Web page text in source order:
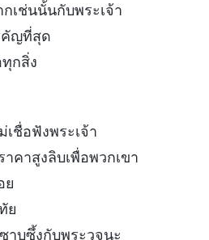
เช่นนั้นกับพระเจ้า
คัญที่สุด
กสิ่ง
เชื่อฟังพระเจ้า
คาสูงลิบเพื่อพวกเขา
ย
ย
าบซึ้งกับพระวจนะ